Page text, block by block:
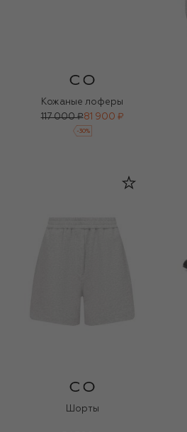
Кожаные лоферы
117 000 ₽81 900 ₽
-30%
Шорты